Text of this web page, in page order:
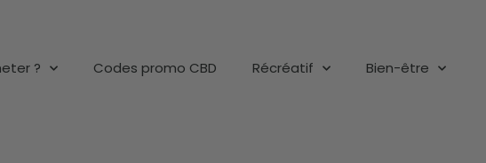
? Codes promo CBD Récréatif Bien-être